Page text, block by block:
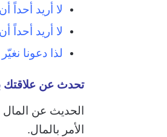
لا أريد
لا أريد أحداً
لذا دعونا
تحدث عن علاقتك
الحديث عن المال
الأمر بالمال.